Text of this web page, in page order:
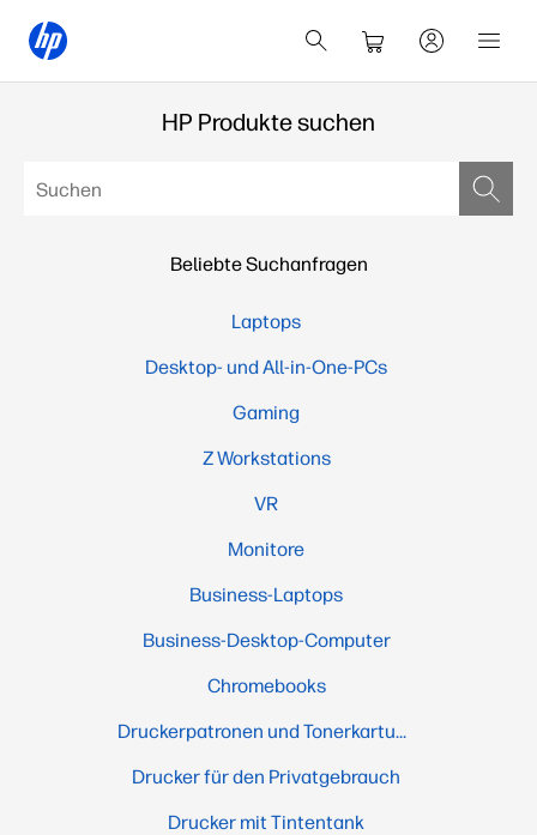
HP Produkte suchen
Beliebte Suchanfragen
Laptops
Desktop- und All-in-One-PCs
Gaming
Z Workstations
VR
Monitore
Business-Laptops
Business-Desktop-Computer
Chromebooks
Druckerpatronen und Tonerkartuschen
Drucker für den Privatgebrauch
Drucker mit Tintentank